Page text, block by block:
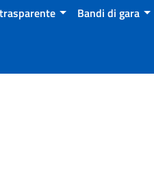
Bandi di gara